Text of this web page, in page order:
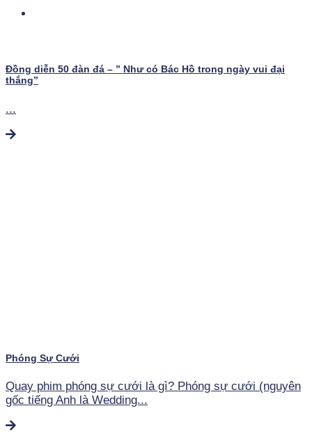
Đồng diễn 50 đàn đá – ” Như có Bác Hồ trong ngày vui đại
thắng”
...
Phóng Sự Cưới
Quay phim phóng sự cưới là gì? Phóng sự cưới (nguyên
gốc tiếng Anh là Wedding...